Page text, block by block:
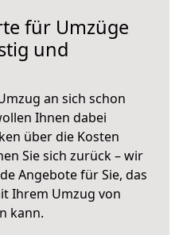
für Umzüge
und
an sich schon
Ihnen dabei
über die Kosten
Sie sich zurück – wir
Angebote für Sie, das
Ihrem Umzug von
kann.